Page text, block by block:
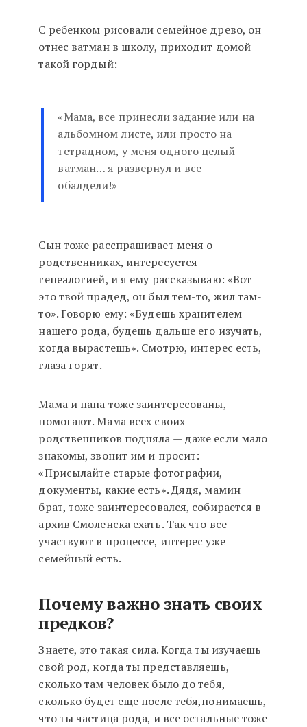
С ребенком рисовали семейное древо, он
отнес ватман в школу, приходит домой
такой гордый:
«Мама, все принесли задание или на
альбомном листе, или просто на
тетрадном, у меня одного целый
ватман… я развернул и все
обалдели!»
Сын тоже расспрашивает меня о
родственниках, интересуется
генеалогией, и я ему рассказываю: «Вот
это твой прадед, он был тем-то, жил там-
то». Говорю ему: «Будешь хранителем
нашего рода, будешь дальше его изучать,
когда вырастешь». Смотрю, интерес есть,
глаза горят.
Мама и папа тоже заинтересованы,
помогают. Мама всех своих
родственников подняла — даже если мало
знакомы, звонит им и просит:
«Присылайте старые фотографии,
документы, какие есть». Дядя, мамин
брат, тоже заинтересовался, собирается в
архив Смоленска ехать. Так что все
участвуют в процессе, интерес уже
семейный есть.
Почему важно знать своих
предков?
Знаете, это такая сила. Когда ты изучаешь
свой род, когда ты представляешь,
сколько там человек было до тебя,
сколько будет еще после тебя,понимаешь,
что ты частица рода, и все остальные тоже